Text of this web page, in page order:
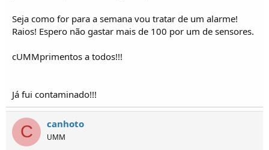
Seja como for para a semana vou tratar de um alarme!
Raios! Espero não gastar mais de 100 por um de sensores.
cUMMprimentos a todos!!!
Já fui contaminado!!!
C canhoto
UMM